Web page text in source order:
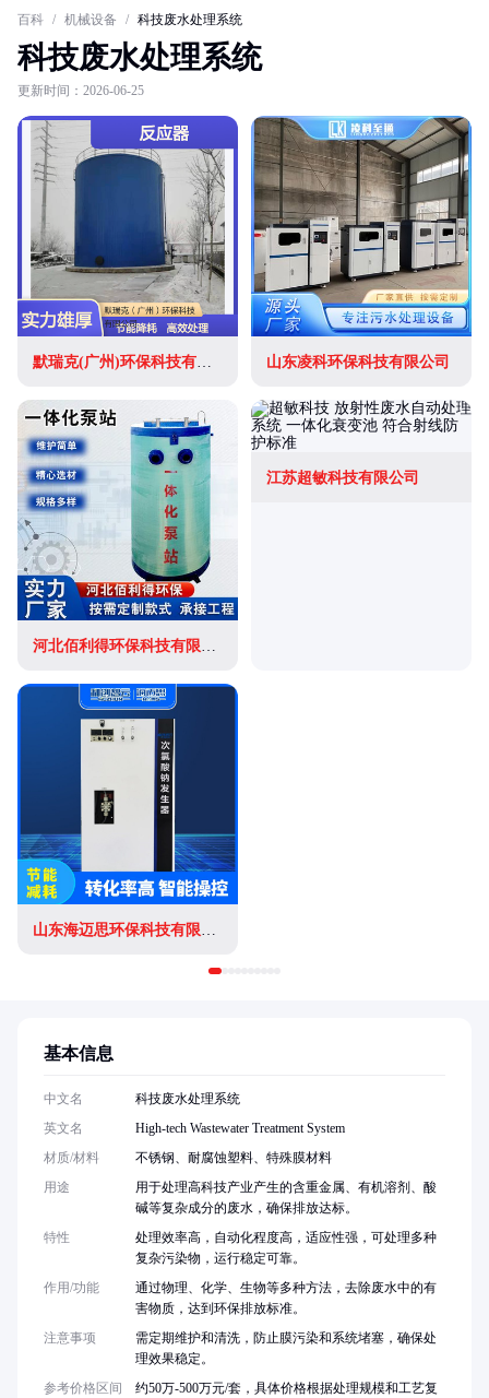
百科 / 机械设备 / 科技废水处理系统
科技废水处理系统
更新时间：2026-06-25
默瑞克(广州)环保科技有限公司 山东凌科环保科技有限公司
河北佰利得环保科技有限公司
江苏超敏科技有限公司
山东海迈思环保科技有限公司
基本信息
中文名
科技废水处理系统
英文名
High-tech Wastewater Treatment System
材质/材料
不锈钢、耐腐蚀塑料、特殊膜材料
用途
用于处理高科技产业产生的含重金属、有机溶剂、酸
碱等复杂成分的废水，确保排放达标。
特性
处理效率高，自动化程度高，适应性强，可处理多种
复杂污染物，运行稳定可靠。
作用/功能
通过物理、化学、生物等多种方法，去除废水中的有
害物质，达到环保排放标准。
注意事项
需定期维护和清洗，防止膜污染和系统堵塞，确保处
理效果稳定。
参考价格区间
约50万-500万元/套，具体价格根据处理规模和工艺复